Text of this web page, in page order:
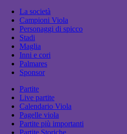
La società
Campioni Viola
Personaggi di spicco
Stadi
Maglia
Inni e cori
Palmares
Sponsor
Partite
Live partite
Calendario Viola
Pagelle viola
Partite più importanti